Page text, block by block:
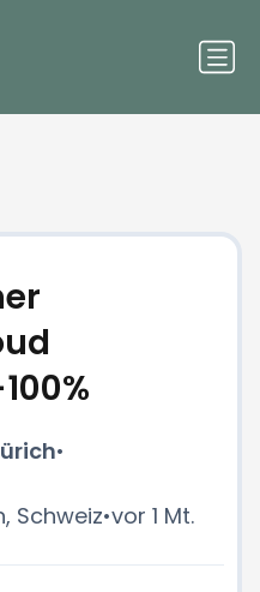
•
Schweiz•vor 1 Mt.